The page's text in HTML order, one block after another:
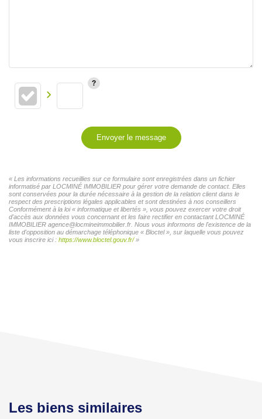
Envoyer le message
« Les informations recueillies sur ce formulaire sont enregistrées dans un fichier
informatisé par LOCMINÉ IMMOBILIER pour gérer votre demande de contact. Elles
sont conservées pour la durée nécessaire à la gestion de la relation client dans le
respect des prescriptions légales applicables et sont destinées à nos conseillers
Conformément à la loi « informatique et libertés », vous pouvez exercer votre droit
d'accès aux données vous concernant et les faire rectifier en contactant LOCMINÉ
IMMOBILIER agence@locmineimmobilier.fr. Nous vous informons de l'existence de la
liste d'opposition au démarchage téléphonique « Bloctel », sur laquelle vous pouvez
vous inscrire ici : https://www.bloctel.gouv.fr/»
Les biens similaires